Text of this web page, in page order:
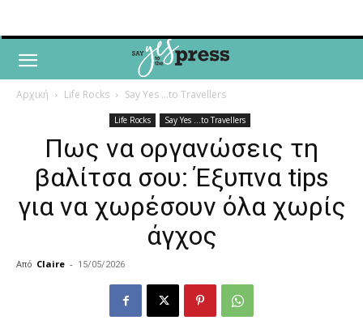
Αρχική Life Rocks Say Yes ...to Travellers
Life Rocks Say Yes ...to Travellers
Πως να οργανώσεις τη
βαλίτσα σου: Έξυπνα tips
για να χωρέσουν όλα χωρίς
άγχος
Από Claire - 15/05/2026